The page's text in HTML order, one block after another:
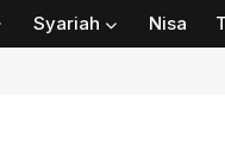
Syariah Nisa